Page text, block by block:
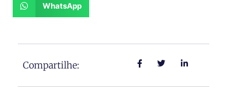
WhatsApp
Compartilhe: